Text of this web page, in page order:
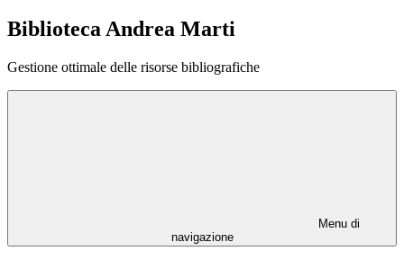
Biblioteca Andrea Marti
Gestione ottimale delle risorse bibliografiche
Menu di
navigazione